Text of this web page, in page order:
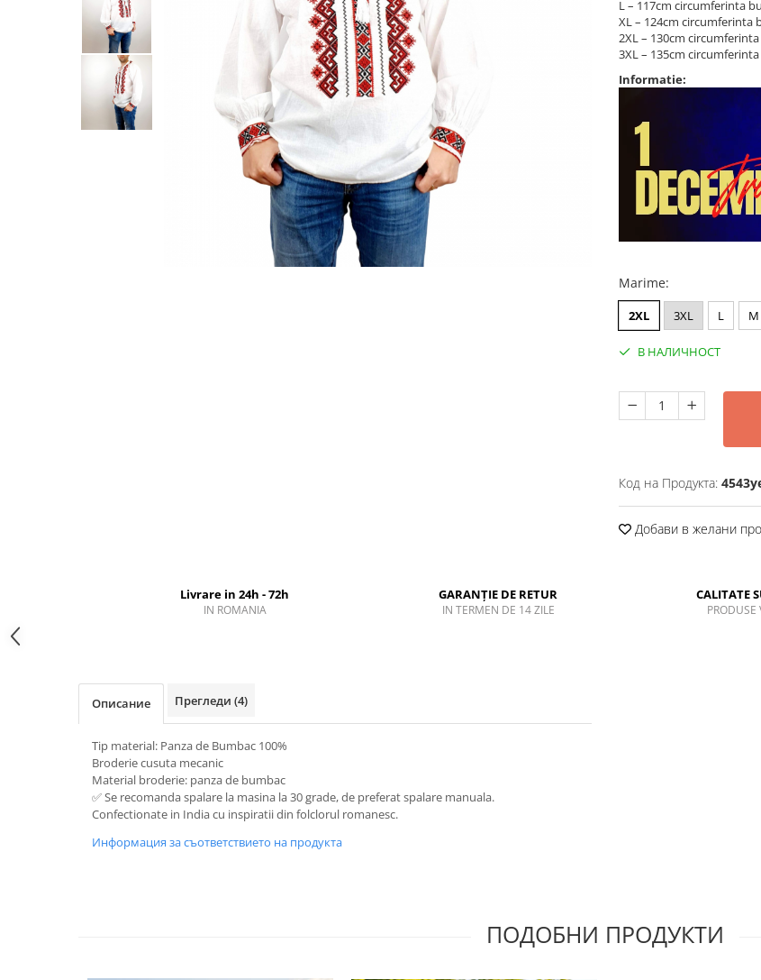
Дамски панталони
Дамски пуловери
Дамски спортни комплекти
Пояси за момчета
L – 117cm circumferinta
XL – 124cm circumferinta
2XL – 130cm
3XL – 135cm
Informatie:
Marime:
2XL 3XL L M
В НАЛИЧНОСТ
Код на Продукта:
Добави в желани
Livrare in 24h - 72h
IN ROMANIA
GARANȚIE DE RETUR
IN TERMEN DE 14 ZILE
CALITATE
PRODUSE
Описание Прегледи (4)
Tip material: Panza de Bumbac 100%
Broderie cusuta mecanic
Material broderie: panza de bumbac
✅ Se recomanda spalare la masina la 30 grade, de preferat spalare manuala.
Confectionate in India cu inspiratii din folclorul romanesc.
Информация за съответствието на продукта
ПОДОБНИ ПРОДУКТИ